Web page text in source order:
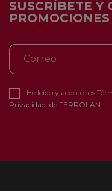
SUSCRÍBETE Y
He leído y acepto los
Privacidad de FERROLAN